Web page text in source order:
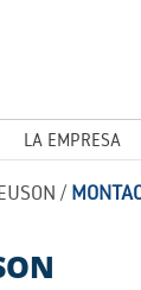
LA EMPRESA
/